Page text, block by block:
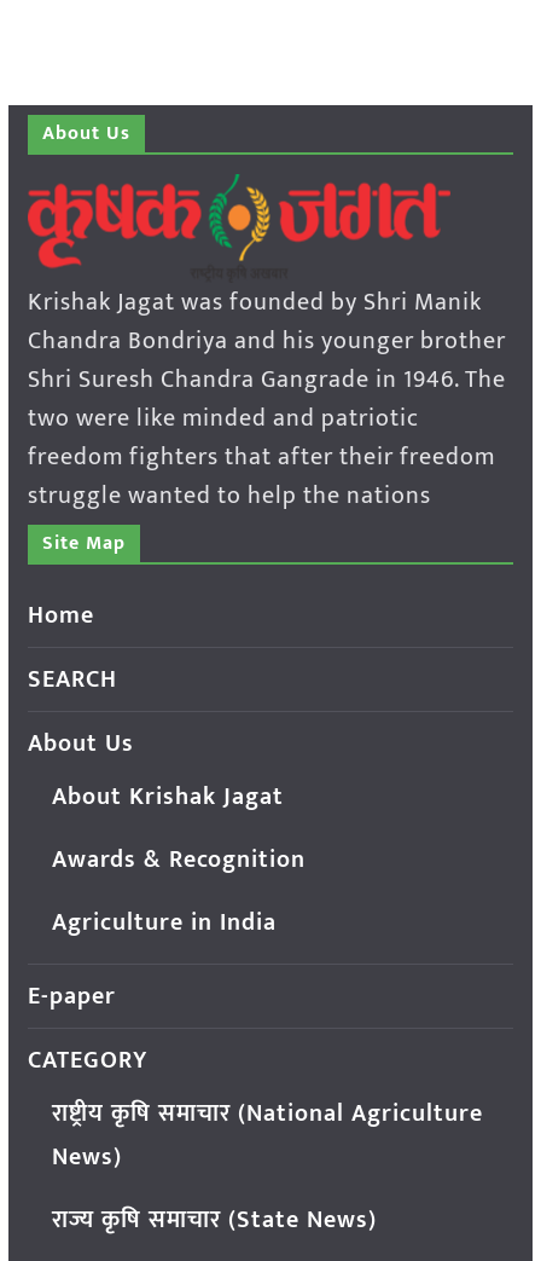
About Us
Krishak Jagat was founded by Shri Manik
Chandra Bondriya and his younger brother
Shri Suresh Chandra Gangrade in 1946. The
two were like minded and patriotic
freedom fighters that after their freedom
struggle wanted to help the nations
Site Map
Home
SEARCH
About Us
About Krishak Jagat
Awards & Recognition
Agriculture in India
E-paper
CATEGORY
राष्ट्रीय कृषि समाचार (National Agriculture
News)
राज्य कृषि समाचार (State News)